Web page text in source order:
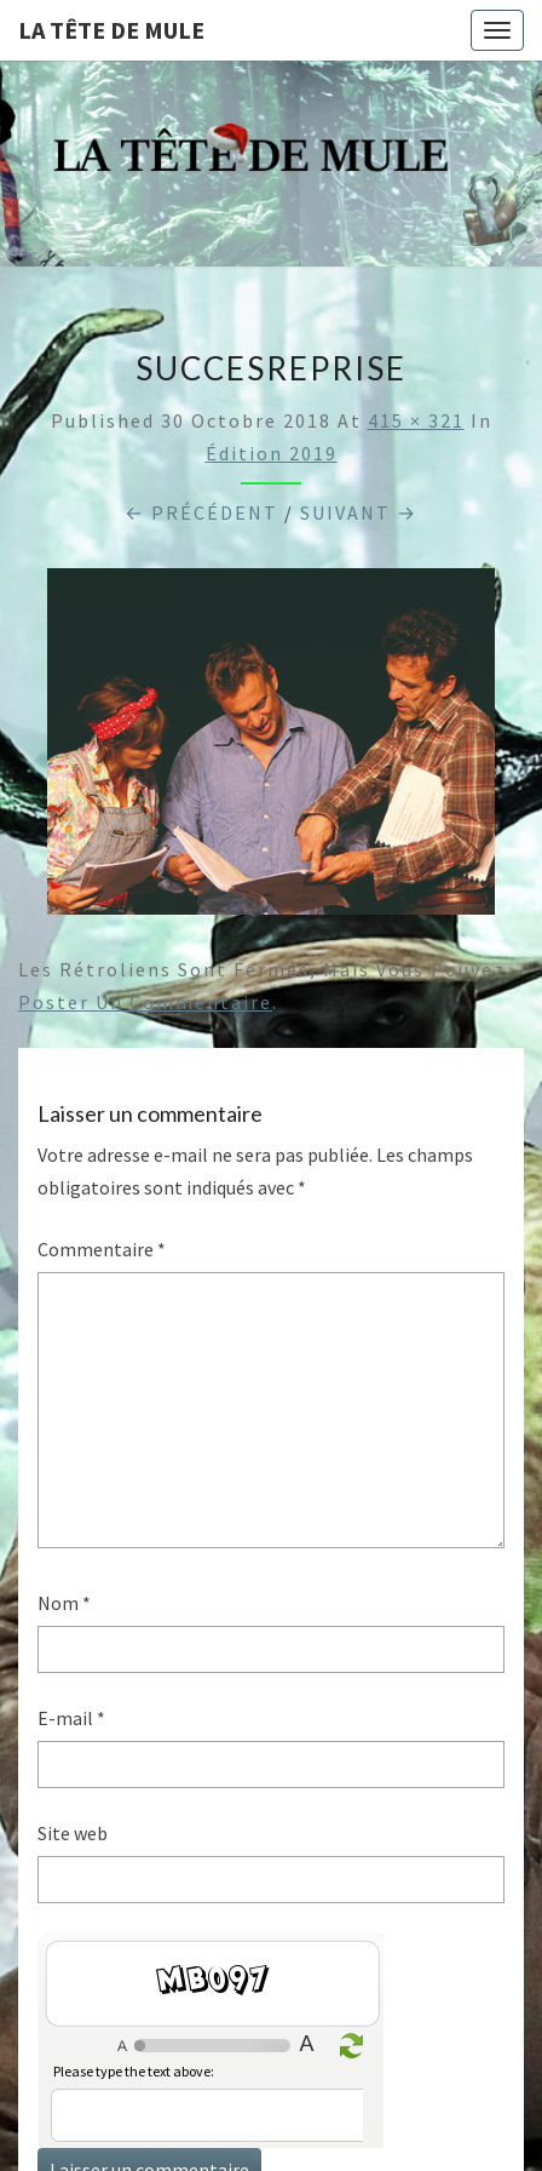
LA TÊTE DE MULE
LA
TÊTE
DE
MULE
Compagnie De
Théâtre
Professionnelle
Dijonnaise
SUCCESREPRISE
Published 30 Octobre 2018 At 415 × 321 In
Édition 2019
← PRÉCÉDENT /SUIVANT →
Les Rétroliens Sont Fermés, Mais Vous Pouvez
Poster Un Commentaire.
Laisser un commentaire
Votre adresse e-mail ne sera pas publiée. Les champs
obligatoires sont indiqués avec *
Commentaire *
Nom *
E-mail *
Site web
i4bt0
Please type the text above: